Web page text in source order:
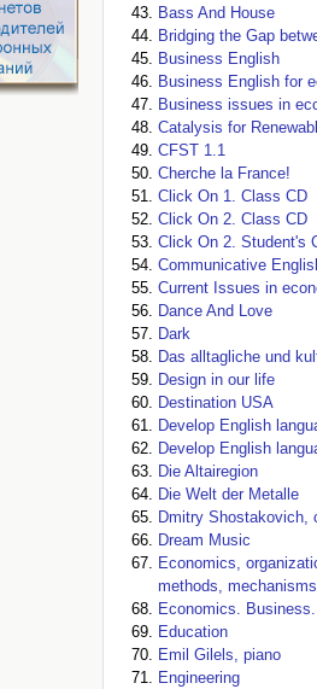
Bass And House
Bridging the Gap
Business English
Business English for
Business issues in
Catalysis for
CFST 1.1
Cherche la France!
Click On 1. Class CD
Click On 2. Class CD
Click On 2. Student's
Communicative
Current Issues in
Dance And Love
Dark
Das alltagliche und
Design in our life
Destination USA
Develop English
Develop English
Die Altairegion
Die Welt der Metalle
Dmitry Shostakovich,
Dream Music
Economics,
methods,
Economics.
Education
Emil Gilels, piano
Engineering